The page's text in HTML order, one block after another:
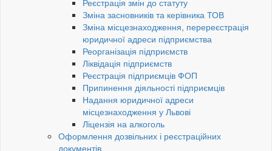
Реєстрація змін до статуту
Зміна засновників та керівника ТОВ
Зміна місцезнаходження, перереєстрація
юридичної адреси підприємства
Реорганізація підприємств
Ліквідація підприємств
Реєстрація підприємців ФОП
Припинення діяльності підприємців
Надання юридичної адреси
місцезнаходження у Львові
Ліцензія на алкоголь
Оформлення дозвільних і реєстраційних
документів